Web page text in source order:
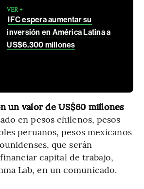
VER +
IFC espera aumentar su
inversión en América Latina a
US$6.300 millones
un valor de US$60 millones
en pesos chilenos, pesos
peruanos, pesos mexicanos
que serán
capital de trabajo,
Lab, en un comunicado.